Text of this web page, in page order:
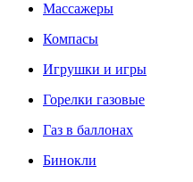
Массажеры
Компасы
Игрушки и игры
Горелки газовые
Газ в баллонах
Бинокли